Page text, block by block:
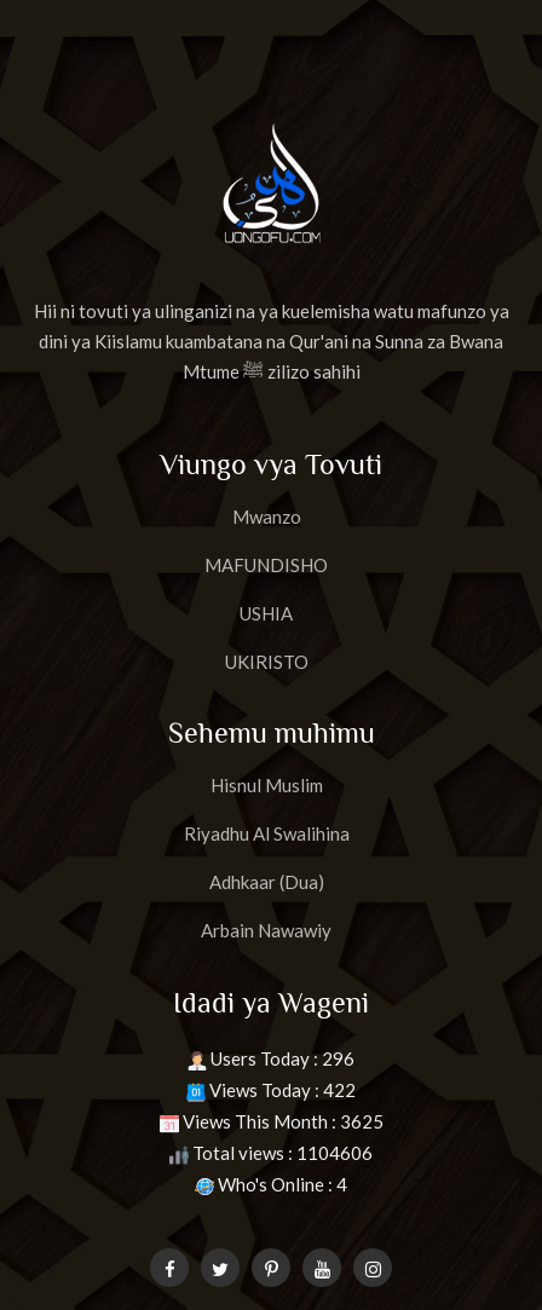
Hii ni tovuti ya ulinganizi na ya kuelemisha watu mafunzo ya
dini ya Kiislamu kuambatana na Qur'ani na Sunna za Bwana
Mtume ﷺ zilizo sahihi
Viungo vya Tovuti
Mwanzo
MAFUNDISHO
USHIA
UKIRISTO
Sehemu muhimu
Hisnul Muslim
Riyadhu Al Swalihina
Adhkaar (Dua)
Arbain Nawawiy
Idadi ya Wageni
Users Today : 296
Views Today : 422
Views This Month : 3625
Total views : 1104606
Who's Online : 4